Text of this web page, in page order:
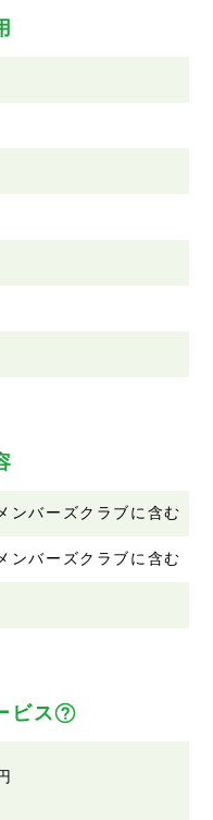
ンバーズクラブに含む
ンバーズクラブに含む
ビス